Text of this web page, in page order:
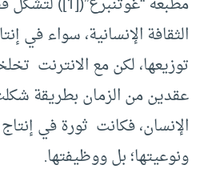
الثقافة الإنسانية، سواء في
توزيعها، لكن مع الانترنت
عقدين من الزمان بطريقة
الإنسان، فكانت ثورة في
ونوعيتها؛ بل ووظيفتها.